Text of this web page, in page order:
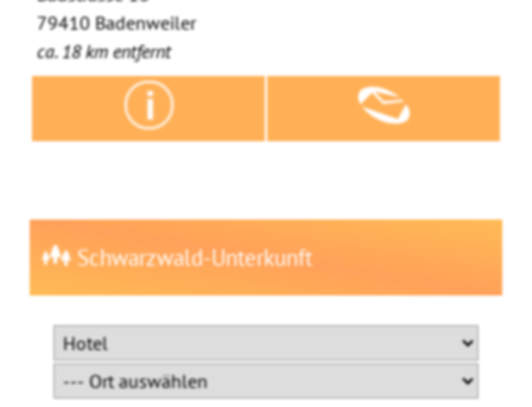
79410 Badenweiler
ca. 18 km entfernt
Schwarzwald-Unterkunft